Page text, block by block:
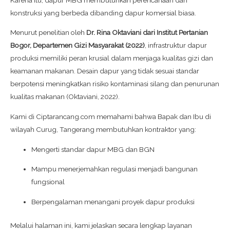
konstruksi yang berbeda dibanding dapur komersial biasa.
Menurut penelitian oleh Dr. Rina Oktaviani dari Institut Pertanian
Bogor, Departemen Gizi Masyarakat (2022), infrastruktur dapur
produksi memiliki peran krusial dalam menjaga kualitas gizi dan
keamanan makanan. Desain dapur yang tidak sesuai standar
berpotensi meningkatkan risiko kontaminasi silang dan penurunan
kualitas makanan (Oktaviani, 2022).
Kami di Ciptarancang.com memahami bahwa Bapak dan Ibu di
wilayah Curug, Tangerang membutuhkan kontraktor yang:
Mengerti standar dapur MBG dan BGN
Mampu menerjemahkan regulasi menjadi bangunan
fungsional
Berpengalaman menangani proyek dapur produksi
Melalui halaman ini, kami jelaskan secara lengkap layanan